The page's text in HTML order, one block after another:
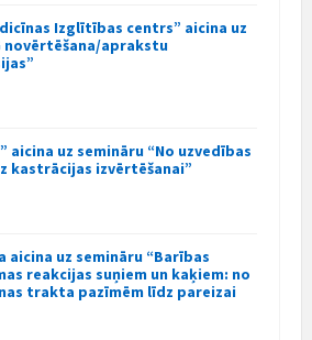
Izglītības centrs” aicina uz
novērtēšana/aprakstu
aicina uz semināru “No uzvedības
kastrācijas izvērtēšanai”
aicina uz semināru “Barības
reakcijas suņiem un kaķiem: no
trakta pazīmēm līdz pareizai